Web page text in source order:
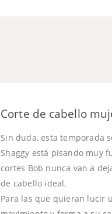
Corte de cabello
Sin duda, esta temporada
Shaggy está pisando muy
cortes Bob nunca van a
de cabello ideal.
Para las que quieran lucir